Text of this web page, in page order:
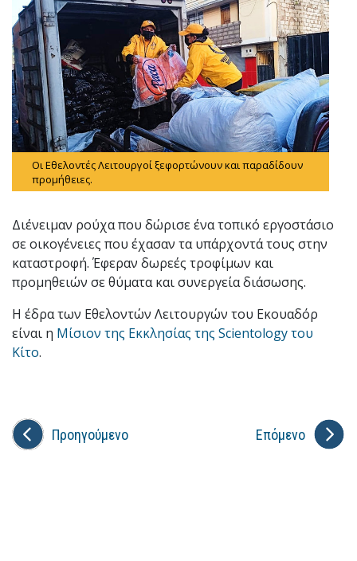
Οι Εθελοντές Λειτουργοί ξεφορτώνουν και παραδίδουν
προμήθειες.
Διένειμαν ρούχα που δώρισε ένα τοπικό εργοστάσιο
σε οικογένειες που έχασαν τα υπάρχοντά τους στην
καταστροφή. Έφεραν δωρεές τροφίμων και
προμηθειών σε θύματα και συνεργεία διάσωσης.
Η έδρα των Εθελοντών Λειτουργών του Εκουαδόρ
είναι η Μίσιον της Εκκλησίας της Scientology του
Κίτο.
Προηγούμενο Επόμενο